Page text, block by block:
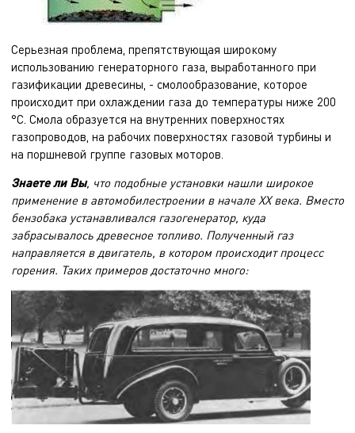
Серьезная проблема, препятствующая широкому
использованию генераторного газа, выработанного при
газификации древесины, - смолообразование, которое
происходит при охлаждении газа до температуры ниже 200
°С. Смола образуется на внутренних поверхностях
газопроводов, на рабочих поверхностях газовой турбины и
на поршневой группе газовых моторов.
Знаете ли Вы, что подобные установки нашли широкое
применение в автомобилестроении в начале ХХ века. Вместо
бензобака устанавливался газогенератор, куда
забрасывалось древесное топливо. Полученный газ
направляется в двигатель, в котором происходит процесс
горения. Таких примеров достаточно много: